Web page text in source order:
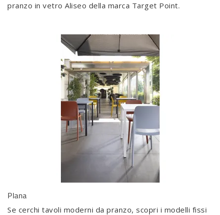
pranzo in vetro Aliseo della marca Target Point.
Plana
Se cerchi tavoli moderni da pranzo, scopri i modelli fissi